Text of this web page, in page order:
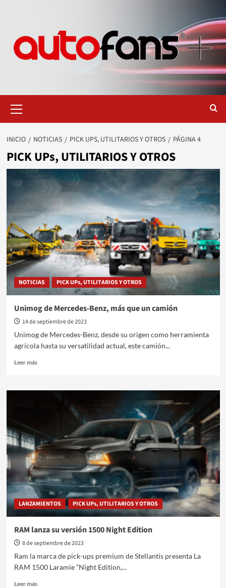
primario
INICIO NOTICIAS PICK UPS, UTILITARIOS Y OTROS PÁGINA 4
PICK UPs, UTILITARIOS Y OTROS
NOTICIAS PICK UPs, UTILITARIOS Y OTROS
Unimog de Mercedes-Benz, más que un camión
14 de septiembre de 2023
Unimog de Mercedes-Benz, desde su origen como herramienta
agrícola hasta su versatilidad actual, este camión...
Leer másLeer
Unimog
un
camión
LANZAMIENTOS PICK UPs, UTILITARIOS Y OTROS
RAM lanza su versión 1500 Night Edition
8 de septiembre de 2023
Ram la marca de pick-ups premium de Stellantis presenta La
RAM 1500 Laramie “Night Edition,...
Leer másLeer